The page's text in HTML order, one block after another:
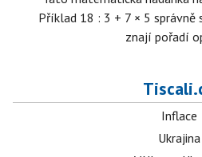
Příklad 18 : 3 + 7 × 5
znají pořadí
Inflace
Ukrajina